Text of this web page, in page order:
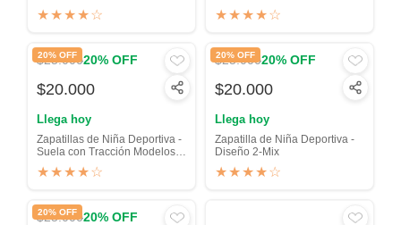
★★★★☆ ★★★★☆
20% OFF
$25.00020% OFF
$20.000
Llega hoy
Zapatillas de Niña Deportiva -
Suela con Tracción Modelos
descontinuados
★★★★☆
20% OFF
$25.00020% OFF
$20.000
Llega hoy
Zapatilla de Niña Deportiva -
Diseño 2-Mix
★★★★☆
20% OFF
$25.00020% OFF